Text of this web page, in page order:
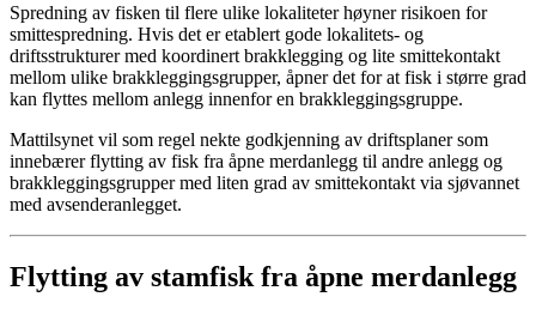
Spredning av fisken til flere ulike lokaliteter høyner risikoen for
smittespredning. Hvis det er etablert gode lokalitets- og
driftsstrukturer med koordinert brakklegging og lite smittekontakt
mellom ulike brakkleggingsgrupper, åpner det for at fisk i større grad
kan flyttes mellom anlegg innenfor en brakkleggingsgruppe.
Mattilsynet vil som regel nekte godkjenning av driftsplaner som
innebærer flytting av fisk fra åpne merdanlegg til andre anlegg og
brakkleggingsgrupper med liten grad av smittekontakt via sjøvannet
med avsenderanlegget.
Flytting av stamfisk fra åpne merdanlegg